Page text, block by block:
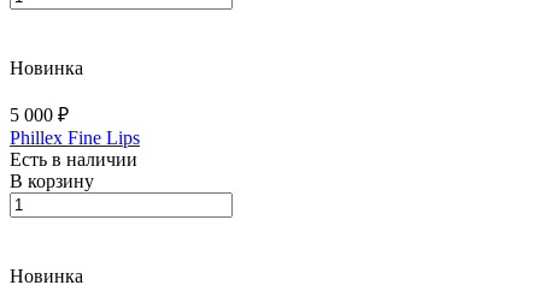
Новинка
5 000 ₽
Phillex Fine Lips
Есть в наличии
В корзину
Новинка